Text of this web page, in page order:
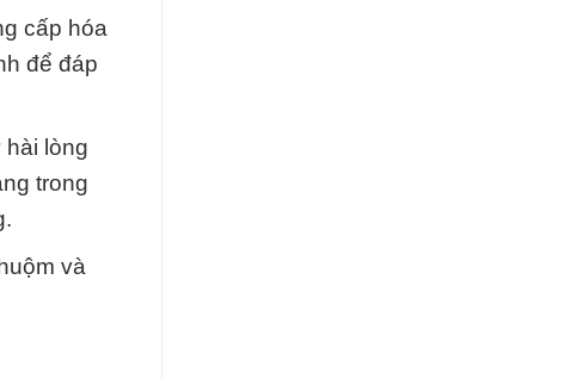
cấp hóa
để đáp
hài lòng
trong
và